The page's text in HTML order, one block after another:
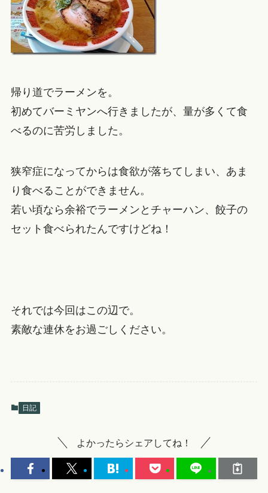
帰り道でラーメンを。
初めてバーミヤンへ行きましたが、量が多くて食
べるのに苦労しました。
狭窄症になってからは食欲が落ちてしまい、あま
り食べることができません。
若い頃なら余裕でラーメンとチャーハン、餃子の
セット食べられたんですけどね！
それでは今回はこの辺で。
素敵な連休をお過ごしください。
日記
よかったらシェアしてね！